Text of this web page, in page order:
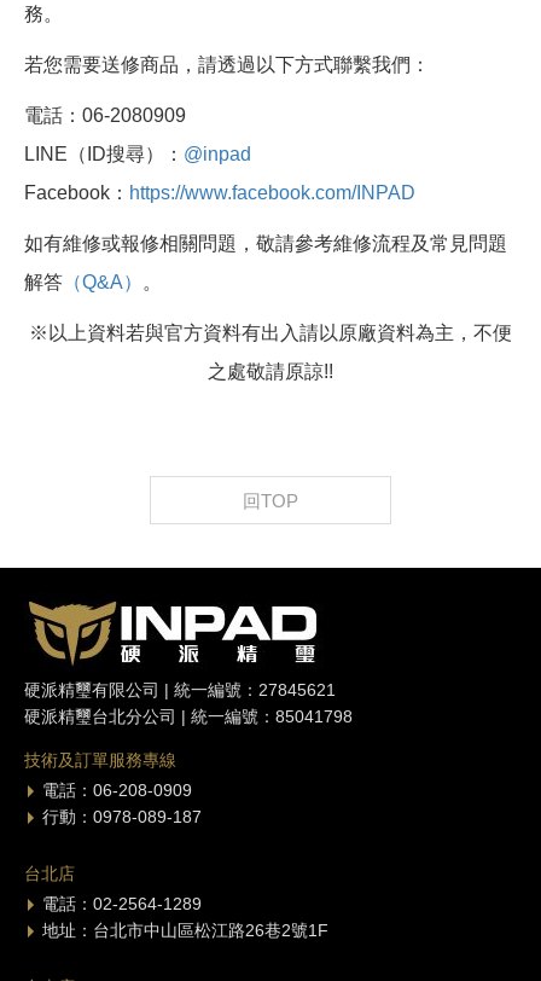
務。
若您需要送修商品，請透過以下方式聯繫我們：
電話：06-2080909
LINE（ID搜尋）： @inpad
Facebook： https://www.facebook.com/INPAD
如有維修或報修相關問題，敬請參考維修流程及常見問題
解答 （Q&A） 。
※以上資料若與官方資料有出入請以原廠資料為主，不便
之處敬請原諒!!
回TOP
硬派精璽有限公司 | 統一編號：27845621
硬派精璽台北分公司 | 統一編號：85041798
技術及訂單服務專線
電話：06-208-0909
行動：0978-089-187
台北店
電話：02-2564-1289
地址：台北市中山區松江路26巷2號1F